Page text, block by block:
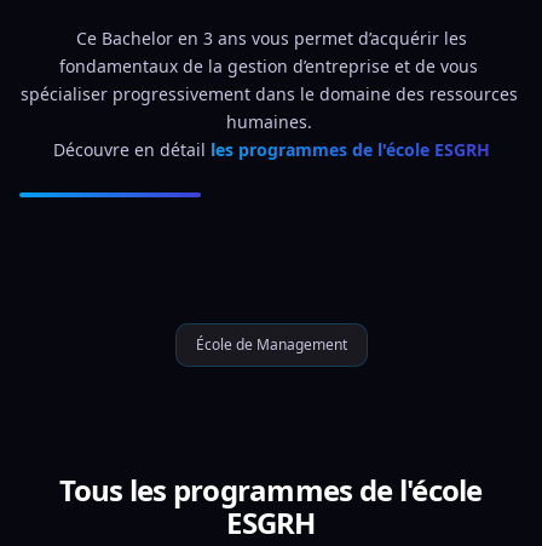
fondamentaux de la gestion d’entreprise et de vous
spécialiser progressivement dans le domaine des ressources
humaines.
Découvre en détail les programmes de l'école ESGRH
École de Management
Tous les programmes de l'école
ESGRH